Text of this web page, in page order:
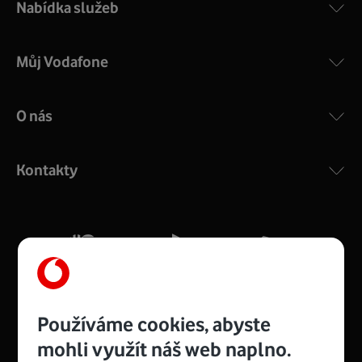
COMPAL CH7465VF
silný signál pro celou domácnost. Kompaktní rozměry 21
Více o COMPAL CH7465VF
Nabídka služeb
Můj Vodafone
O nás
Kontakty
Používáme cookies, abyste
mohli využít náš web naplno.